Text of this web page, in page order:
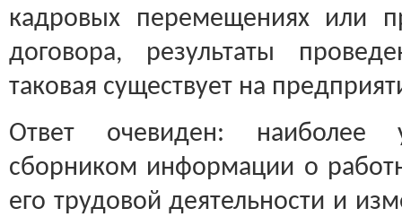
кадровых перемещениях или
договора, результаты
таковая существует на
Ответ очевиден:
сборником информации о
его трудовой деятельности и